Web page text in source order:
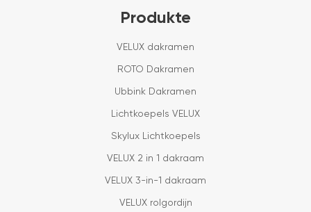
Produkte
VELUX dakramen
ROTO Dakramen
Ubbink Dakramen
Lichtkoepels VELUX
Skylux Lichtkoepels
VELUX 2 in 1 dakraam
VELUX 3-in-1 dakraam
VELUX rolgordijn